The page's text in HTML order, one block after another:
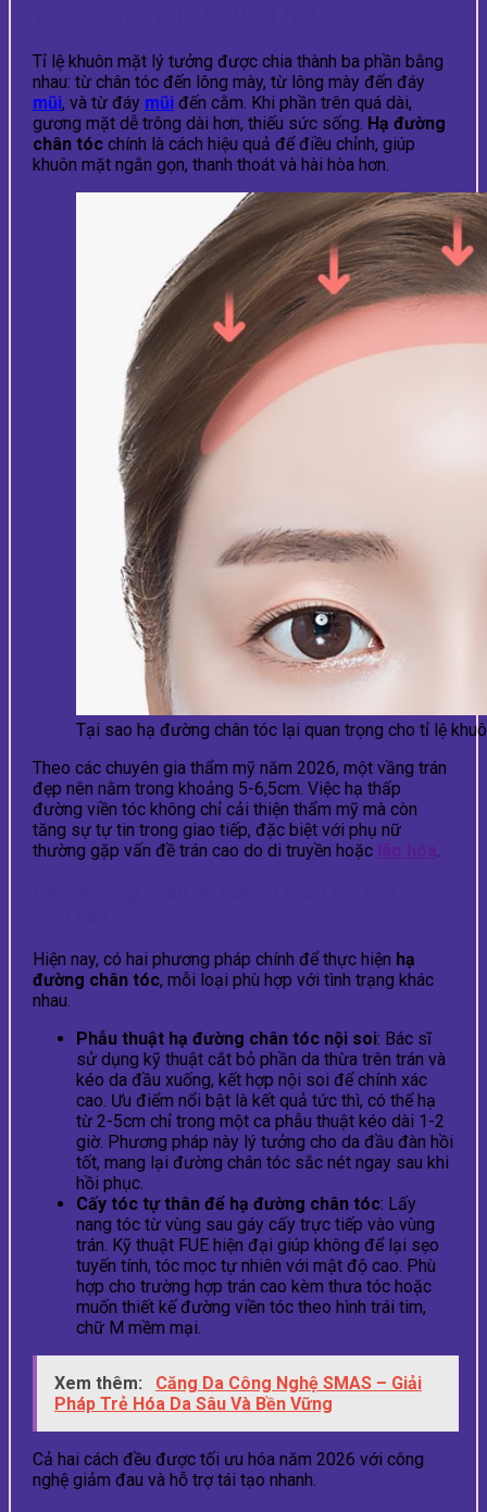
Tỉ lệ khuôn mặt lý tưởng được chia thành ba phần bằng
nhau: từ chân tóc đến lông mày, từ lông mày đến đáy
mũi, và từ đáy mũi đến cằm. Khi phần trên quá dài,
gương mặt dễ trông dài hơn, thiếu sức sống. Hạ đường
chân tóc chính là cách hiệu quả để điều chỉnh, giúp
khuôn mặt ngắn gọn, thanh thoát và hài hòa hơn.
Tại sao hạ đường chân tóc lại quan trọng cho tỉ lệ
Theo các chuyên gia thẩm mỹ năm 2026, một vầng trán
đẹp nên nằm trong khoảng 5-6,5cm. Việc hạ thấp
đường viền tóc không chỉ cải thiện thẩm mỹ mà còn
tăng sự tự tin trong giao tiếp, đặc biệt với phụ nữ
thường gặp vấn đề trán cao do di truyền hoặc lão hóa
Hiện nay, có hai phương pháp chính để thực hiện hạ
đường chân tóc, mỗi loại phù hợp với tình trạng khác
nhau.
Phẫu thuật hạ đường chân tóc nội soi: Bác sĩ
sử dụng kỹ thuật cắt bỏ phần da thừa trên trán và
kéo da đầu xuống, kết hợp nội soi để chính xác
cao. Ưu điểm nổi bật là kết quả tức thì, có thể hạ
từ 2-5cm chỉ trong một ca phẫu thuật kéo dài 1-2
giờ. Phương pháp này lý tưởng cho da đầu đàn hồi
tốt, mang lại đường chân tóc sắc nét ngay sau khi
hồi phục.
Cấy tóc tự thân để hạ đường chân tóc: Lấy
nang tóc từ vùng sau gáy cấy trực tiếp vào vùng
trán. Kỹ thuật FUE hiện đại giúp không để lại sẹo
tuyến tính, tóc mọc tự nhiên với mật độ cao. Phù
hợp cho trường hợp trán cao kèm thưa tóc hoặc
muốn thiết kế đường viền tóc theo hình trái tim,
chữ M mềm mại.
Xem thêm:
Căng Da Công Nghệ SMAS – Giải
Pháp Trẻ Hóa Da Sâu Và Bền Vững
Cả hai cách đều được tối ưu hóa năm 2026 với công
nghệ giảm đau và hỗ trợ tái tạo nhanh.